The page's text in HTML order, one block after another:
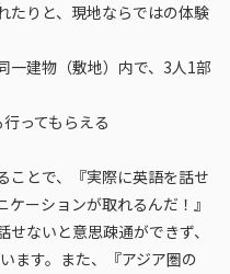
たりと、現地ならではの体験
一建物（敷地）内で、3人1部
ってもらえる
ことで、『実際に英語を話せ
ーションが取れるんだ！』
ないと意思疎通ができず、
ます。また、『アジア圏の